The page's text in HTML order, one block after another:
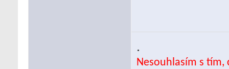
.
Nesouhlasím s